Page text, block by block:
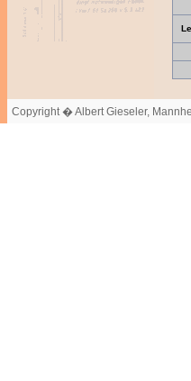
Copyright � Albert Gieseler,